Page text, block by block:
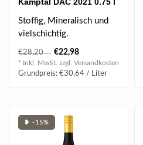
Stoffig, Mineralisch und
vielschichtig.
€28,20 €22,98
* Inkl. MwSt. zzgl. Versandkosten
Grundpreis: €30,64 / Liter
❥ -15%